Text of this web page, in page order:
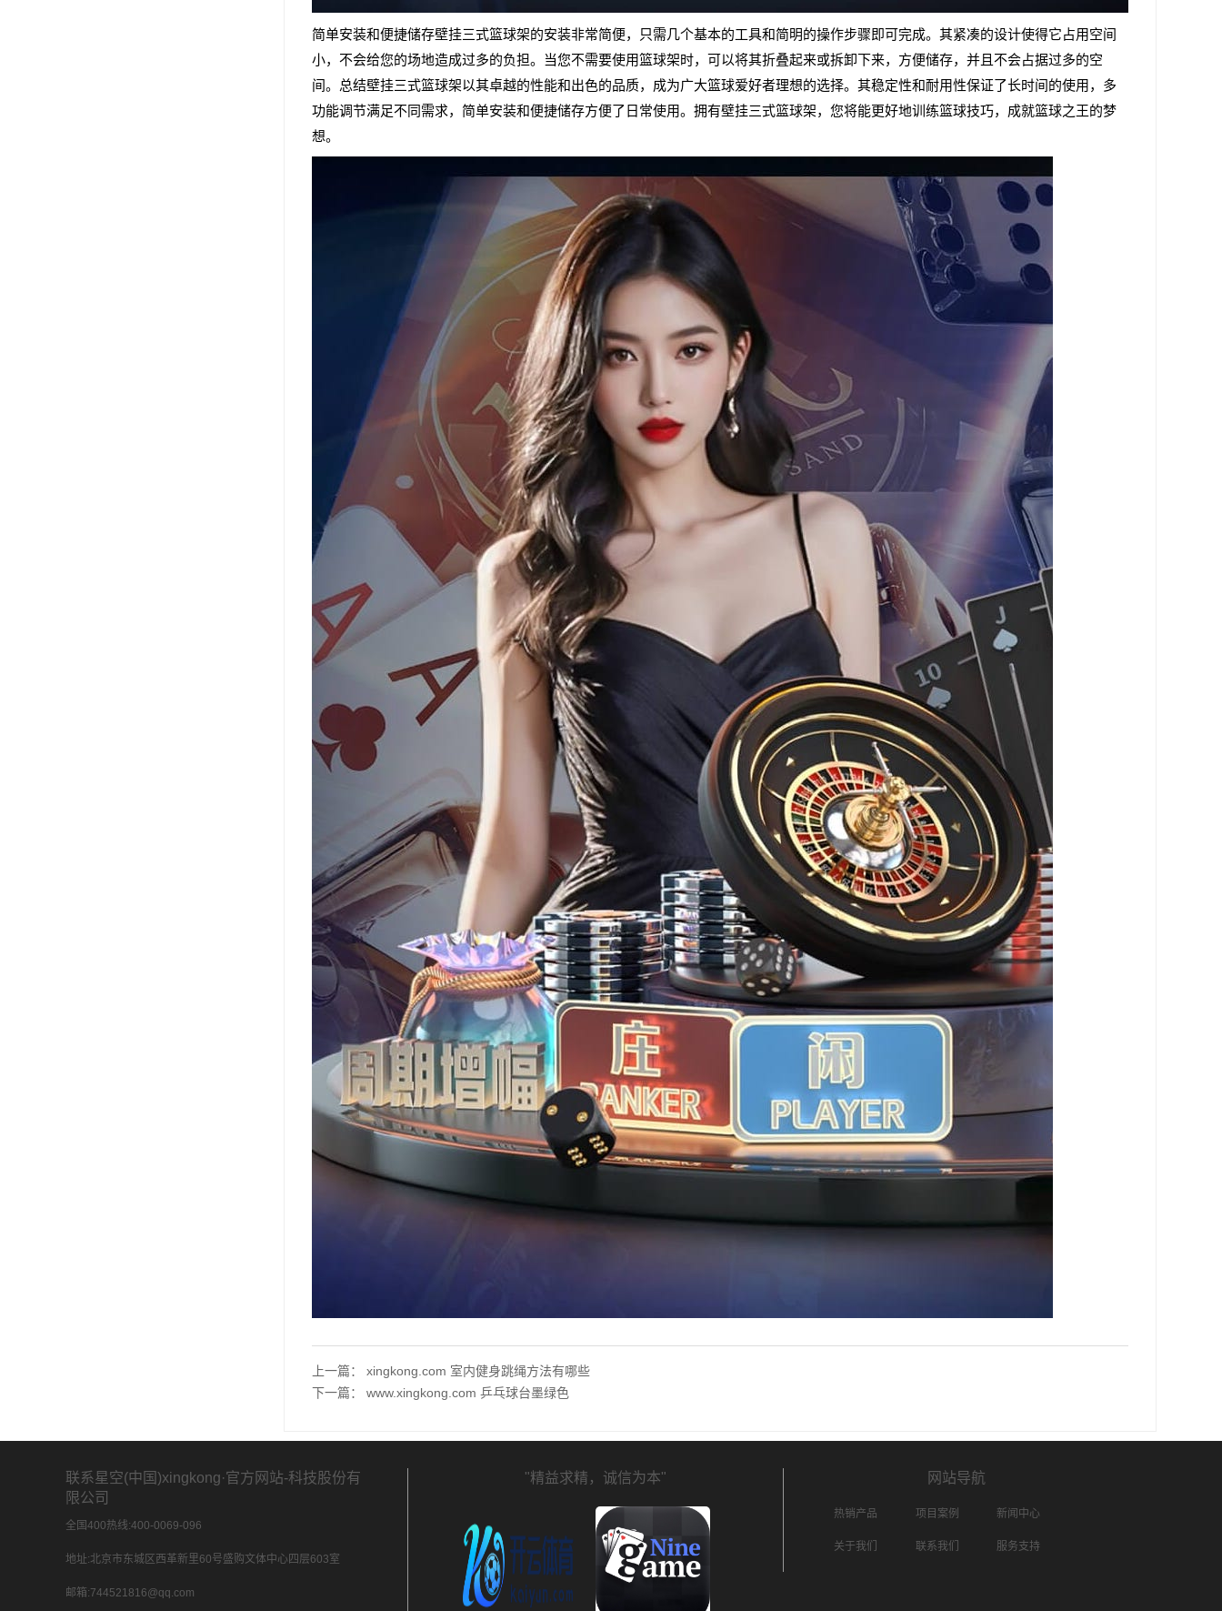
简单安装和便捷储存壁挂三式篮球架的安装非常简便，只需几个基本的工具和简明的操作步骤即可完成。其紧凑的设计使得它占用空间
小，不会给您的场地造成过多的负担。当您不需要使用篮球架时，可以将其折叠起来或拆卸下来，方便储存，并且不会占据过多的空
间。总结壁挂三式篮球架以其卓越的性能和出色的品质，成为广大篮球爱好者理想的选择。其稳定性和耐用性保证了长时间的使用，多
功能调节满足不同需求，简单安装和便捷储存方便了日常使用。拥有壁挂三式篮球架，您将能更好地训练篮球技巧，成就篮球之王的梦
想。
上一篇： xingkong.com 室内健身跳绳方法有哪些
下一篇： www.xingkong.com 乒乓球台墨绿色
联系星空(中国)xingkong·官方网站-科技股份有
限公司
全国400热线:400-0069-096
地址:北京市东城区西革新里60号盛购文体中心四层603室
邮箱:744521816@qq.com
"精益求精，诚信为本" 网站导航
热销产品 项目案例 新闻中心
关于我们 联系我们 服务支持